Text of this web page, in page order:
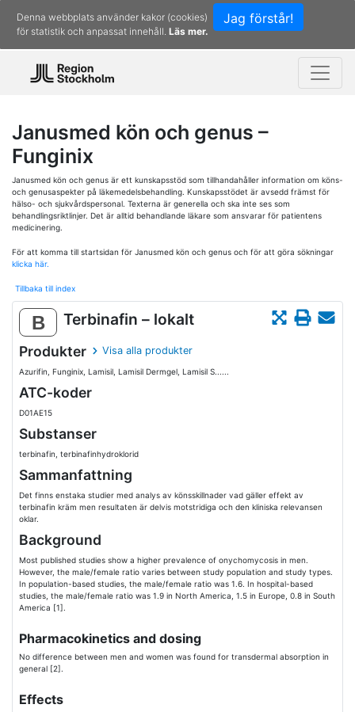
Jag förstår!
Denna webbplats använder kakor (cookies)
för statistik och anpassat innehåll. Läs mer.
Janusmed kön och genus –
Funginix
Janusmed kön och genus är ett kunskapsstöd som tillhandahåller information om köns-
och genusaspekter på läkemedelsbehandling. Kunskapsstödet är avsedd främst för
hälso- och sjukvårdspersonal. Texterna är generella och ska inte ses som
behandlingsriktlinjer. Det är alltid behandlande läkare som ansvarar för patientens
medicinering.
För att komma till startsidan för Janusmed kön och genus och för att göra sökningar
klicka här.
Tillbaka till index
B Terbinafin – lokalt
Produkter Visa alla produkter
Azurifin, Funginix, Lamisil, Lamisil Dermgel, Lamisil S......
ATC-koder
D01AE15
Substanser
terbinafin, terbinafinhydroklorid
Sammanfattning
Det finns enstaka studier med analys av könsskillnader vad gäller effekt av
terbinafin kräm men resultaten är delvis motstridiga och den kliniska relevansen
oklar.
Background
Most published studies show a higher prevalence of onychomycosis in men.
However, the male/female ratio varies between study population and study types.
In population-based studies, the male/female ratio was 1.6. In hospital-based
studies, the male/female ratio was 1.9 in North America, 1.5 in Europe, 0.8 in South
America [1].
Pharmacokinetics and dosing
No difference between men and women was found for transdermal absorption in
general [2].
Effects